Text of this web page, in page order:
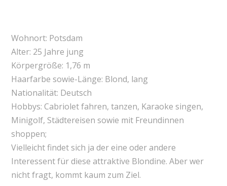
Wohnort: Potsdam
Alter: 25 Jahre jung
Körpergröße: 1,76 m
Haarfarbe sowie-Länge: Blond, lang
Nationalität: Deutsch
Hobbys: Cabriolet fahren, tanzen, Karaoke singen,
Minigolf, Städtereisen sowie mit Freundinnen
shoppen;
Vielleicht findet sich ja der eine oder andere
Interessent für diese attraktive Blondine. Aber wer
nicht fragt, kommt kaum zum Ziel.